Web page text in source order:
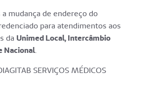
mudança de endereço do
para atendimentos aos
da Unimed Local, Intercâmbio
Nacional.
SERVIÇOS MÉDICOS